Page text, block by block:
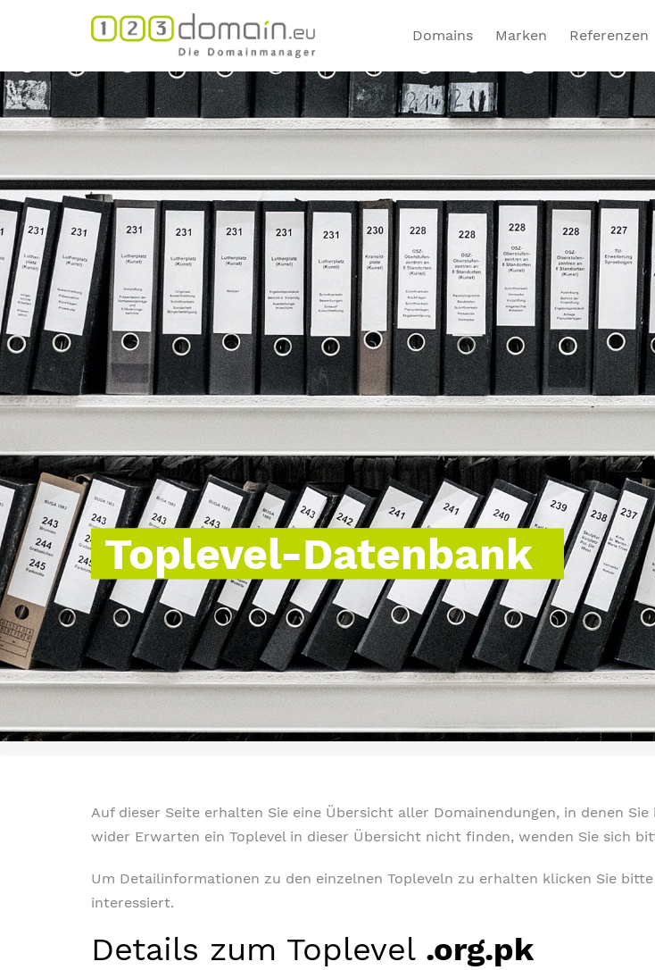
Domains Marken Referenzen
Toplevel-Datenbank
Auf dieser Seite erhalten Sie eine Übersicht aller Domainendungen, in denen
wider Erwarten ein Toplevel in dieser Übersicht nicht finden, wenden Sie sich
Um Detailinformationen zu den einzelnen Topleveln zu erhalten klicken Sie
interessiert.
Details zum Toplevel .org.pk